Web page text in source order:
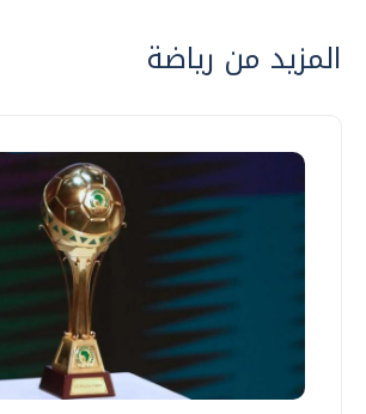
المزيد من رياضة